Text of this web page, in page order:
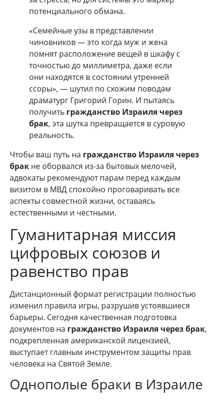
потенциального обмана.
«Семейные узы в представлении
чиновников — это когда муж и жена
помнят расположение вещей в шкафу с
точностью до миллиметра, даже если
они находятся в состоянии утренней
ссоры», — шутил по схожим поводам
драматург Григорий Горин. И пытаясь
получить гражданство Израиля через
брак, эта шутка превращается в суровую
реальность.
Чтобы ваш путь на гражданство Израиля через
брак не оборвался из-за бытовых мелочей,
адвокаты рекомендуют парам перед каждым
визитом в МВД спокойно проговаривать все
аспекты совместной жизни, оставаясь
естественными и честными.
Гуманитарная миссия
цифровых союзов и
равенство прав
Дистанционный формат регистрации полностью
изменил правила игры, разрушив устоявшиеся
барьеры. Сегодня качественная подготовка
документов на гражданство Израиля через брак,
подкрепленная американской лицензией,
выступает главным инструментом защиты прав
человека на Святой Земле.
Однополые браки в Израиле